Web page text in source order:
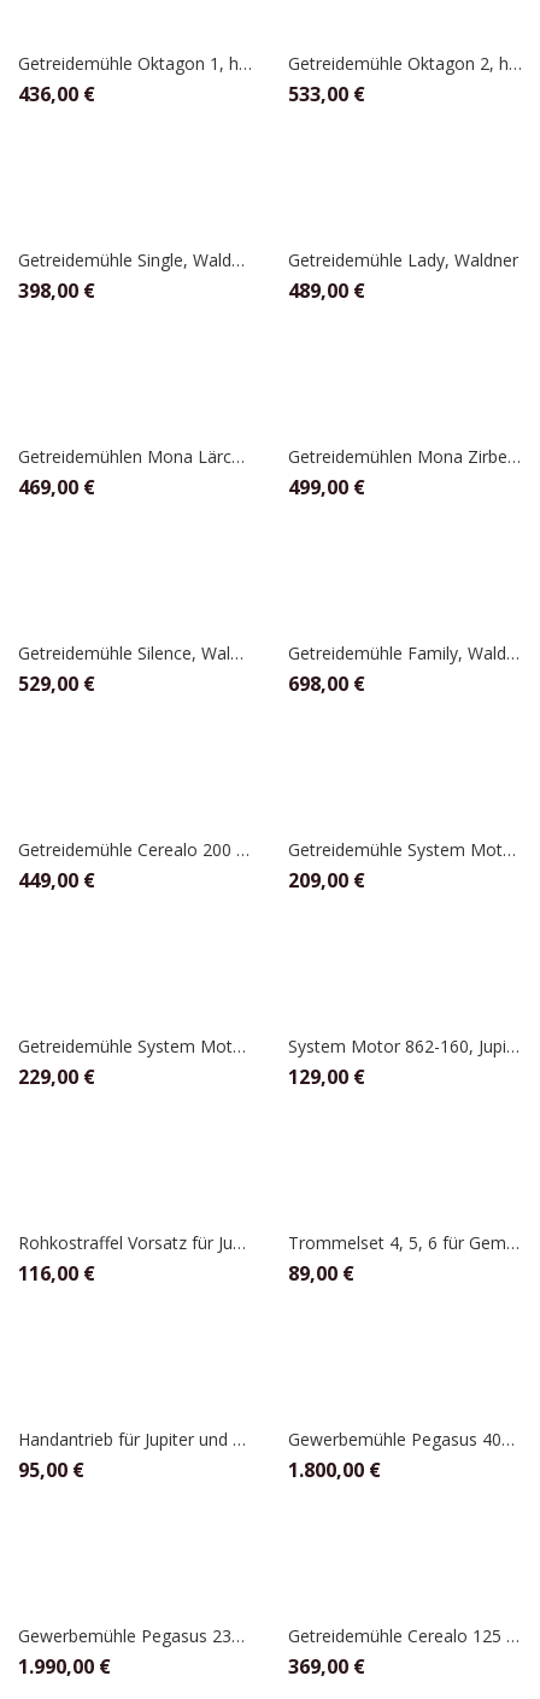
Getreidemühle Oktagon 1, hawos
436,00 €
Getreidemühle Oktagon 2, hawos
533,00 €
Getreidemühle Single, Waldner
398,00 €
Getreidemühle Lady, Waldner
489,00 €
Getreidemühlen Mona Lärche, Waldner
469,00 €
Getreidemühlen Mona Zirbe, Waldner
499,00 €
Getreidemühle Silence, Waldner
529,00 €
Getreidemühle Family, Waldner
698,00 €
Getreidemühle Cerealo 200 Natur, Schnitzer
449,00 €
Getreidemühle System Motor 862-200 mit Steinmahlvorsatz, Jupiter
209,00 €
Getreidemühle System Motor 862-200 mit Stahlmahlvorsatz, Jupiter
229,00 €
System Motor 862-160, Jupiter
129,00 €
Rohkostraffel Vorsatz für Jupiter System Motor , Messerschmidt Handset
116,00 €
Trommelset 4, 5, 6 für Gemüseraffelvorsatz für Rohkostraffel , Jupiter
89,00 €
Handantrieb für Jupiter und Messerschmidt Vorsätze
95,00 €
Gewerbemühle Pegasus 400 volt, Hawos
1.800,00 €
Gewerbemühle Pegasus 230 volt, Hawos
1.990,00 €
Getreidemühle Cerealo 125 Natur, Schnitzer
369,00 €